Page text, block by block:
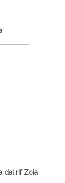
dal rif Zoia